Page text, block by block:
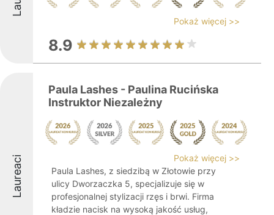
Pokaż więcej >>
8.9
Laureaci
Paula Lashes - Paulina Rucińska
Instruktor Niezależny
Pokaż więcej >>
Paula Lashes, z siedzibą w Złotowie przy
ulicy Dworzaczka 5, specjalizuje się w
profesjonalnej stylizacji rzęs i brwi. Firma
kładzie nacisk na wysoką jakość usług,